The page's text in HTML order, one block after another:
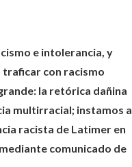
e intolerancia, y
con racismo
la retórica dañina
multirracial; instamos a
racista de Latimer en
comunicado de